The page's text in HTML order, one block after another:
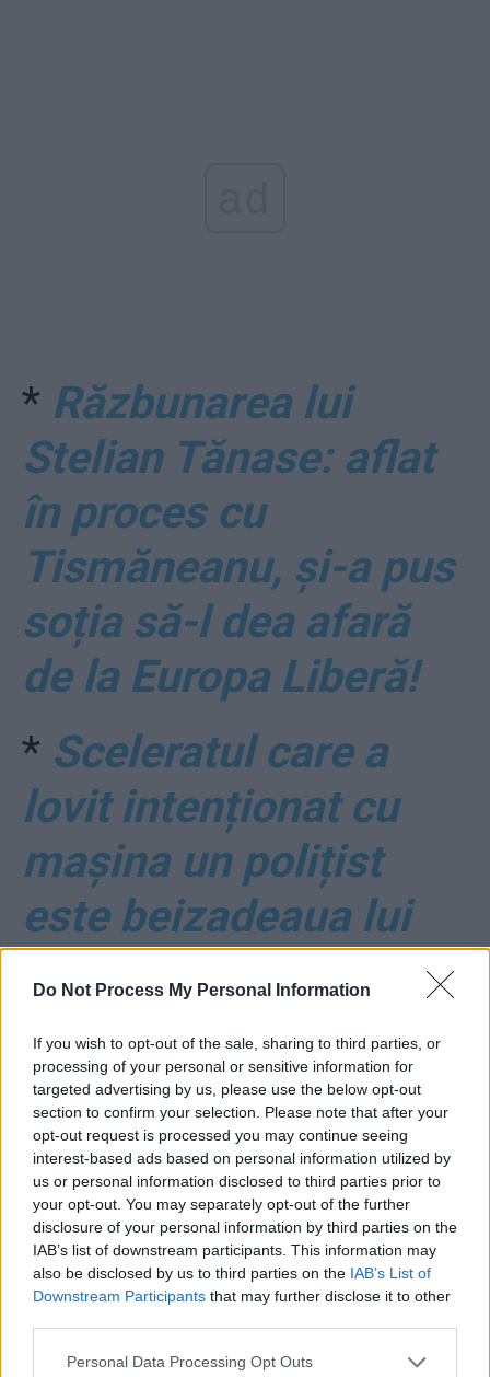
Do Not Process My Personal Information
If you wish to opt-out of the sale, sharing to third parties, or
processing of your personal or sensitive information for
targeted advertising by us, please use the below opt-out
section to confirm your selection. Please note that after your
opt-out request is processed you may continue seeing
interest-based ads based on personal information utilized by
us or personal information disclosed to third parties prior to
your opt-out. You may separately opt-out of the further
disclosure of your personal information by third parties on the
IAB’s list of downstream participants. This information may
also be disclosed by us to third parties on the IAB’s List of
Downstream Participants that may further disclose it to other
Personal Data Processing Opt Outs
* Răzbunarea lui
Stelian Tănase: aflat
în proces cu
Tismăneanu, și-a pus
soția să-l dea afară
de la Europa Liberă!
* Sceleratul care a
lovit intenționat cu
mașina un polițist
este beizadeaua lui
Florea Mardale,
teleormănean adus la
Guvern de Viorica
Dăncilă
ad